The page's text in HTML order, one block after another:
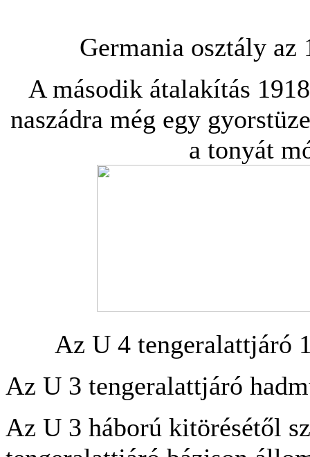
Germania osztály az
A második átalakítás
naszádra még egy
a tonyát
Az U 4 tengeralattjáró
Az U 3 tengeralattjáró
Az U 3 háború kitörésétől